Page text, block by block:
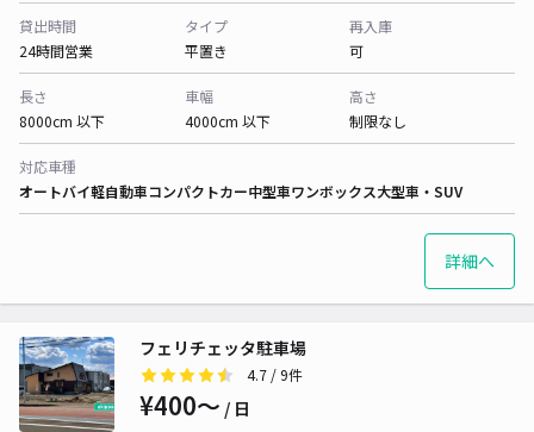
貸出時間
24時間営業
タイプ
平置き
再入庫
可
長さ
8000cm 以下
車幅
4000cm 以下
高さ
制限なし
対応車種
オートバイ軽自動車コンパクトカー中型車ワンボックス大型車・SUV
詳細へ
フェリチェッタ駐車場
4.7 / 9件
¥400〜 / 日